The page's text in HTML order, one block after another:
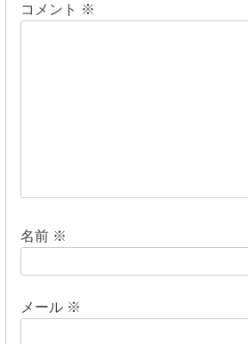
コメント ※
名前 ※
メール ※